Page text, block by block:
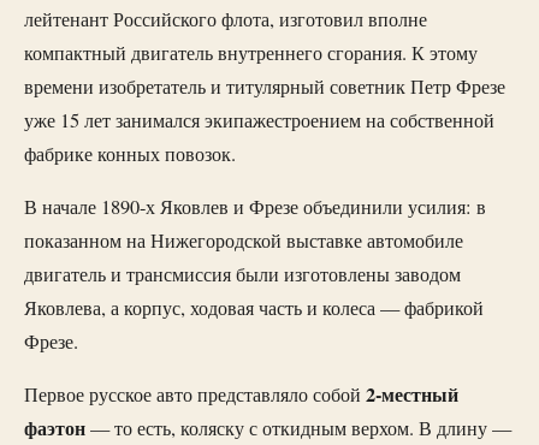
лейтенант Российского флота, изготовил вполне
компактный двигатель внутреннего сгорания. К этому
времени изобретатель и титулярный советник Петр Фрезе
уже 15 лет занимался экипажестроением на собственной
фабрике конных повозок.
В начале 1890-х Яковлев и Фрезе объединили усилия: в
показанном на Нижегородской выставке автомобиле
двигатель и трансмиссия были изготовлены заводом
Яковлева, а корпус, ходовая часть и колеса — фабрикой
Фрезе.
Первое русское авто представляло собой 2-местный
фаэтон— то есть, коляску с откидным верхом. В длину —